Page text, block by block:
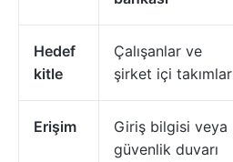
Hedef
kitle
Çalışanlar ve
şirket içi takımlar
Erişim
Giriş bilgisi veya
güvenlik duvarı